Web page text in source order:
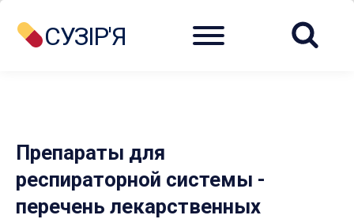
СУЗІР'Я Menu
Препараты для
респираторной системы -
перечень лекарственных